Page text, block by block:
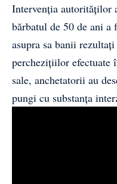
Intervenția autorităților
bărbatul de 50 de ani a
asupra sa banii
perchezițiilor efectuate
sale, anchetatorii au
pungi cu substanța